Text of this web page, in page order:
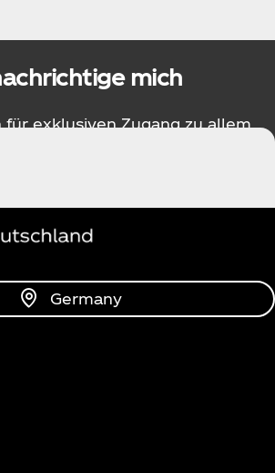
mich
exklusiven Zugang zu allem
Germany